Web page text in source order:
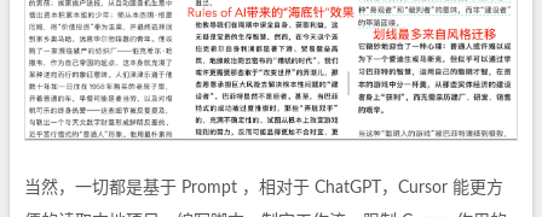
当然，一切都是基于 Prompt ，相对于 ChatGPT，Cursor 能更方